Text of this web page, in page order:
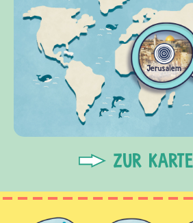
ZUR KARTE